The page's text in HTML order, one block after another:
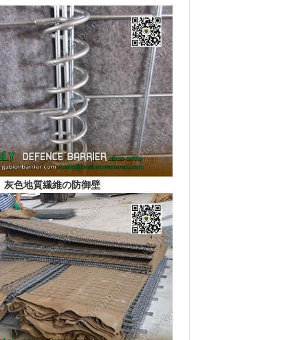
灰色地質繊維の防御壁